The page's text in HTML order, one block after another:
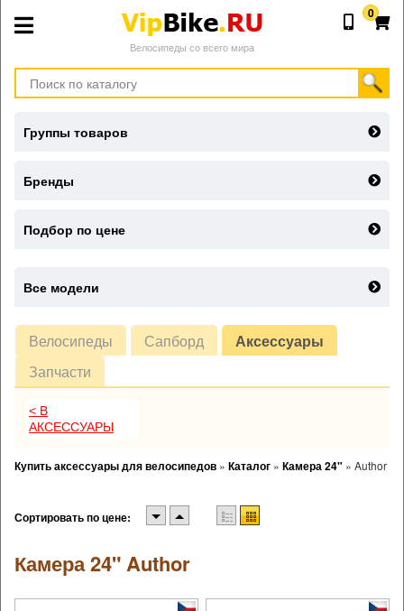
Велосипеды со всего мира
0
Велосипеды Сапборд
Аксессуары
Запчасти
< В
АКСЕССУАРЫ
Купить аксессуары для велосипедов » Каталог » Камера 24" » Author
Сортировать по цене:
Камера 24" Author
Группы товаров
Бренды
Подбор по цене
Все модели